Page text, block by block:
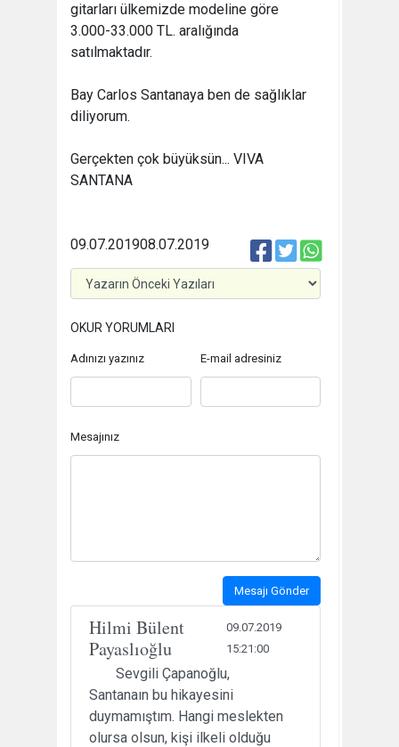
gitarları ülkemizde modeline göre
3.000-33.000 TL. aralığında
satılmaktadır.
Bay Carlos Santanaya ben de sağlıklar
diliyorum.
Gerçekten çok büyüksün... VIVA
SANTANA
08.07.2019
09.07.2019
OKUR YORUMLARI
Adınızı yazınız E-mail adresiniz
Mesajınız
Mesajı Gönder
Hilmi Bülent
Payaslıoğlu
09.07.2019
15:21:00
Sevgili Çapanoğlu,
Santanaın bu hikayesini
duymamıştım. Hangi meslekten
olursa olsun, kişi ilkeli olduğu